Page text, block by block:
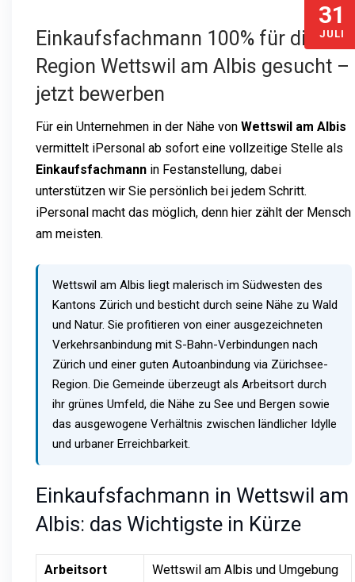
31
JULI
Einkaufsfachmann 100% für die
Region Wettswil am Albis gesucht –
jetzt bewerben
Für ein Unternehmen in der Nähe von Wettswil am Albis
vermittelt iPersonal ab sofort eine vollzeitige Stelle als
Einkaufsfachmann in Festanstellung, dabei
unterstützen wir Sie persönlich bei jedem Schritt.
iPersonal macht das möglich, denn hier zählt der Mensch
am meisten.
Wettswil am Albis liegt malerisch im Südwesten des
Kantons Zürich und besticht durch seine Nähe zu Wald
und Natur. Sie profitieren von einer ausgezeichneten
Verkehrsanbindung mit S-Bahn-Verbindungen nach
Zürich und einer guten Autoanbindung via Zürichsee-
Region. Die Gemeinde überzeugt als Arbeitsort durch
ihr grünes Umfeld, die Nähe zu See und Bergen sowie
das ausgewogene Verhältnis zwischen ländlicher Idylle
und urbaner Erreichbarkeit.
Einkaufsfachmann in Wettswil am
Albis: das Wichtigste in Kürze
Arbeitsort
Wettswil am Albis und Umgebung